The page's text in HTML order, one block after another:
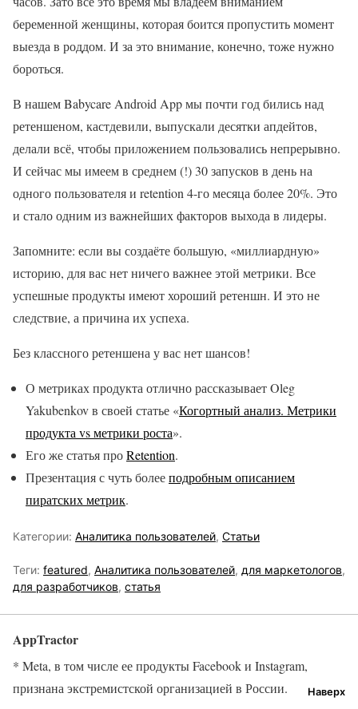
беременной женщины, которая боится пропустить момент
выезда в роддом. И за это внимание, конечно, тоже нужно
бороться.
В нашем Babycare Android App мы почти год бились над
ретеншеном, кастдевили, выпускали десятки апдейтов,
делали всё, чтобы приложением пользовались непрерывно.
И сейчас мы имеем в среднем (!) 30 запусков в день на
одного пользователя и retention 4-го месяца более 20%. Это
и стало одним из важнейших факторов выхода в лидеры.
Запомните: если вы создаёте большую, «миллиардную»
историю, для вас нет ничего важнее этой метрики. Все
успешные продукты имеют хороший ретеншн. И это не
следствие, а причина их успеха.
Без классного ретеншена у вас нет шансов!
О метриках продукта отлично рассказывает Oleg
Yakubenkov в своей статье «Когортный анализ. Метрики
продукта vs метрики роста».
Его же статья проRetention.
Презентация с чуть болееподробным описанием
пиратских метрик.
Категории: Аналитика пользователей, Статьи
Теги: featured, Аналитика пользователей, для маркетологов,
для разработчиков, статья
AppTractor
Наверх
* Meta, в том числе ее продукты Facebook и Instagram,
признана экстремистской организацией в России.